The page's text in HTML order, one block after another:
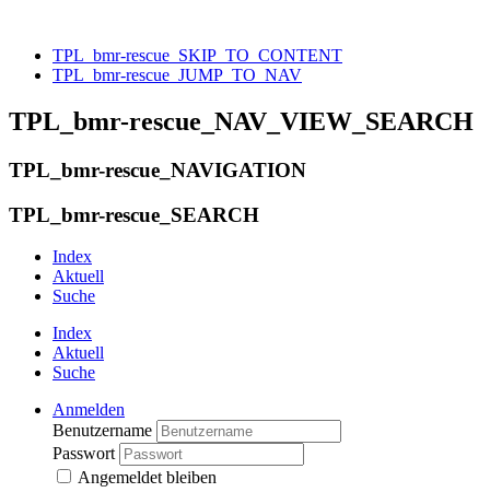
TPL_bmr-rescue_SKIP_TO_CONTENT
TPL_bmr-rescue_JUMP_TO_NAV
TPL_bmr-rescue_NAV_VIEW_SEARCH
TPL_bmr-rescue_NAVIGATION
TPL_bmr-rescue_SEARCH
Index
Aktuell
Suche
Index
Aktuell
Suche
Anmelden
Benutzername
Passwort
Angemeldet bleiben